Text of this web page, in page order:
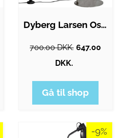
Dyberg Larsen Oswald gulvlampe
700.00 DKK. 647.00
DKK.
Gå til shop
-9%